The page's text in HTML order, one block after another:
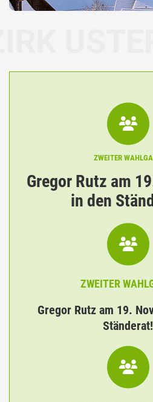
ZWEITER
Gregor Rutz am
in den
ZWEITER
Gregor Rutz am 19.
Ständerat!